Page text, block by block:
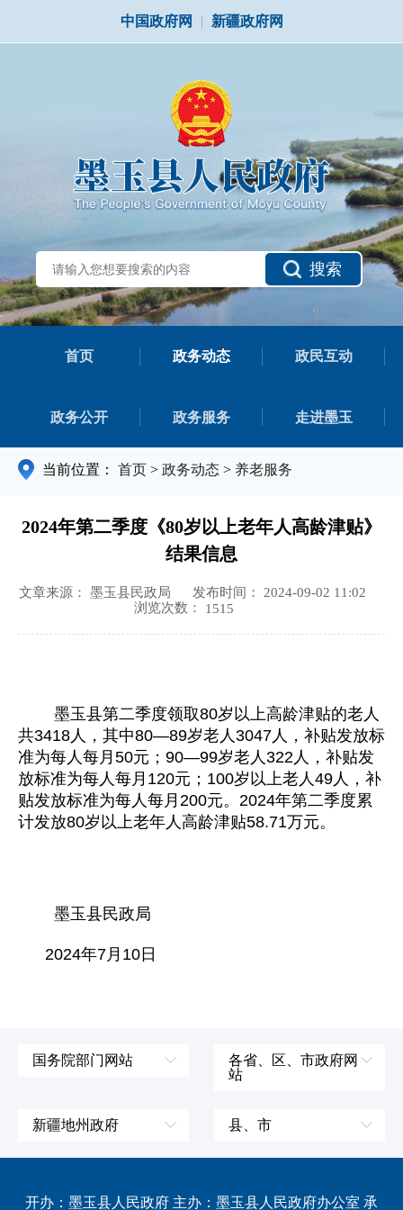
中国政府网 | 新疆政府网
搜索
首页 政务动态 政民互动
政务公开 政务服务 走进墨玉
当前位置： 首页 > 政务动态 > 养老服务
2024年第二季度《80岁以上老年人高龄津贴》
结果信息
文章来源： 墨玉县民政局
发布时间： 2024-09-02 11:02
浏览次数： 1515
墨玉县第二季度领取80岁以上高龄津贴的老人
共3418人，其中80—89岁老人3047人，补贴发放标
准为每人每月50元；90—99岁老人322人，补贴发
放标准为每人每月120元；100岁以上老人49人，补
贴发放标准为每人每月200元。2024年第二季度累
计发放80岁以上老年人高龄津贴58.71万元。
墨玉县民政局
2024年7月10日
国务院部门网站
国防部
各省、区、市政府网
站
新疆地州政府
伊犁哈萨克自治州
县、市
皮山县
开办：墨玉县人民政府 主办：墨玉县人民政府办公室 承